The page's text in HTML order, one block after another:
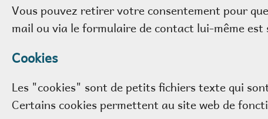
Vous pouvez retirer votre consentement pour
mail ou via le formulaire de contact lui-même
Cookies
Les "cookies" sont de petits fichiers texte qui
Certains cookies permettent au site web de